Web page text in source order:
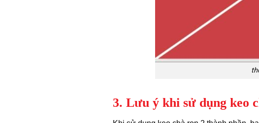
3. Lưu ý khi sử dụng keo